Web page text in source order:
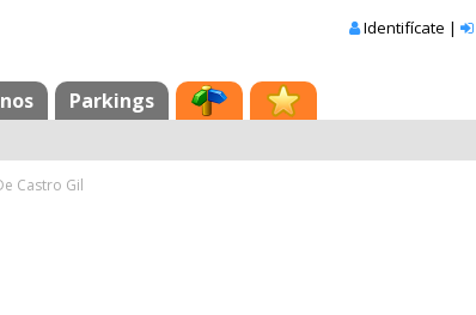
Identifícate |
Parkings
Castro Gil